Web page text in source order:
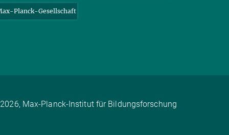
Planck-Gesellschaft
2026, Max-Planck-Institut für Bildungsforschung